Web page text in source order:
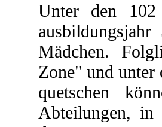
Unter den 102
Mädchen.
Zone" und unter
quetschen
Abteilungen,